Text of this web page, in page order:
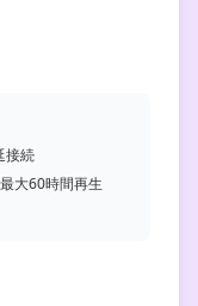
接続
最大60時間再生